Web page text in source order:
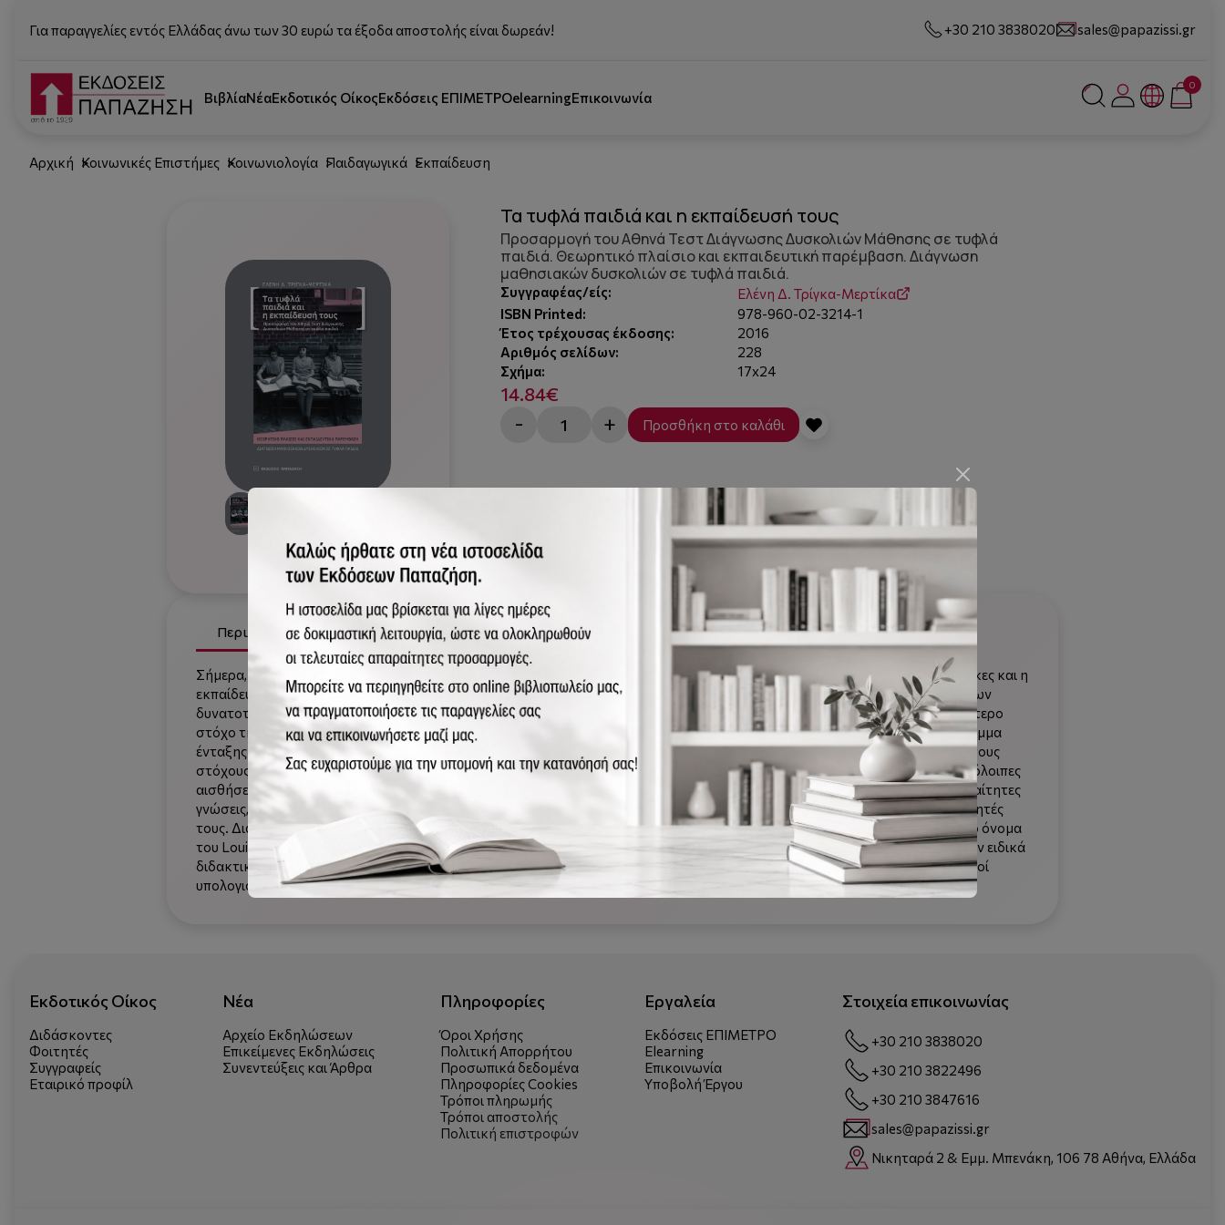
Για παραγγελίες εντός Ελλάδας άνω των 30 ευρώ τα έξοδα αποστολής είναι δωρεάν! +30 210 3838020 sales@papazissi.gr
ΒιβλίαΝέαΕκδοτικός ΟίκοςΕκδόσεις ΕΠΙΜΕΤΡΟelearningΕπικοινωνία
0
Αρχική Κοινωνικές Επιστήμες Κοινωνιολογία Παιδαγωγικά Εκπαίδευση
Τα τυφλά παιδιά και η εκπαίδευσή τους
Προσαρμογή του Αθηνά Τεστ Διάγνωσης Δυσκολιών Μάθησης σε τυφλά
παιδιά. Θεωρητικό πλαίσιο και εκπαιδευτική παρέμβαση. Διάγνωση
μαθησιακών δυσκολιών σε τυφλά παιδιά.
Συγγραφέας/είς:
Ελένη Δ. Τρίγκα-Μερτίκα
ISBN Printed:
978-960-02-3214-1
Έτος τρέχουσας έκδοσης:
2016
Αριθμός σελίδων:
228
Σχήμα:
17x24
14.84€
- + Προσθήκη στο καλάθι
Περιγραφή Χαρακτηριστικά
Σήμερα, επικρατεί μεγαλύτερη κοινωνική κατανόηση και αποδοχή των εκπαιδευτικών αναγκών των παιδιών με ειδικές ανάγκες και η
εκπαίδευση βρίσκεται σε εποχή συνεχών αλλαγών και προσαρμογών σε νέες αντιλήψεις. Η ένταξη και η δημιουργία καλύτερων
δυνατοτήτων, ευκαιριών και συνθηκών για την εκπαίδευση των παιδιών με ειδικές εκπαιδευτικές ανάγκες, αποτελεί τον απώτερο
στόχο της ειδικής αγωγής. Σύμφωνα με το θεσμικό πλαίσιο για την ειδική αγωγή, παρέχεται η δυνατότητα να υπάρχει πρόγραμμα
ένταξης τυφλών μαθητών στα "γενικά" σχολεία. Ο σκοπός και οι στόχοι της εκπαίδευσής τους ταυτίζονται με το σκοπό και τους
στόχους των βλεπόντων μαθητών. Μόνο τα διδακτικά μέσα και οι μέθοδοι διδασκαλίας αλλάζουν. Χρησιμοποιώντας τις υπόλοιπες
αισθήσεις τους και με την κατάλληλη βοήθεια από ειδικό εκπαιδευτικό, οι τυφλοί μαθητές μπορούν να αποκτήσουν τις απαραίτητες
γνώσεις, να αναπτύξουν τις ικανότητές τους και να διαμορφώσουν την προσωπικότητά τους, όπως και οι βλέποντες συμμαθητές
τους. Διαβάζουν και γράφουν με το "σύστημα braille", το οποίο είναι ένα απτικό σύστημα ανάγνωσης και γραφής και φέρει το όνομα
του Louis Braille που το επινόησε. Για τη "στήριξη" των τυφλών παιδιών στο πλαίσιο της εκπαιδευτικής διαδικασίας υπάρχουν ειδικά
διδακτικά και εποπτικά μέσα, όπως βιβλία γραμμένα στην ανάγλυφη γραφή braille, ειδικές γραφομηχανές braille, ηλεκτρονικοί
υπολογιστές με κατάλληλα προσαρμοσμένα προγράμματα και πολλά άλλα βοηθήματα.
Εκδοτικός Οίκος
Διδάσκοντες
Φοιτητές
Συγγραφείς
Εταιρικό προφίλ
Νέα
Αρχείο Εκδηλώσεων
Επικείμενες Εκδηλώσεις
Συνεντεύξεις και Άρθρα
Πληροφορίες
Όροι Χρήσης
Πολιτική Απορρήτου
Προσωπικά δεδομένα
Πληροφορίες Cookies
Τρόποι πληρωμής
Τρόποι αποστολής
Πολιτική επιστροφών
Εργαλεία
Εκδόσεις ΕΠΙΜΕΤΡΟ
Elearning
Επικοινωνία
Υποβολή Έργου
Στοιχεία επικοινωνίας
+30 210 3838020
+30 210 3822496
+30 210 3847616
sales@papazissi.gr
Νικηταρά 2 & Εμμ. Μπενάκη, 106 78 Αθήνα, Ελλάδα